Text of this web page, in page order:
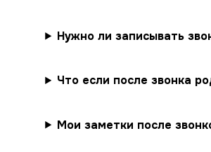
Нужно ли записывать
Что если после звонка
Мои заметки после